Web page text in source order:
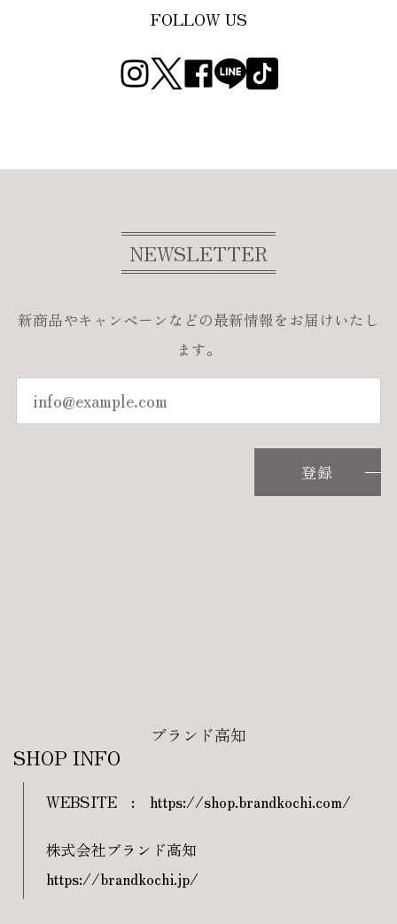
FOLLOW US
NEWSLETTER
新商品やキャンペーンなどの最新情報をお届けいたし
ます。
登録
ブランド高知
SHOP INFO
WEBSITE : https://shop.brandkochi.com/
株式会社ブランド高知
https://brandkochi.jp/